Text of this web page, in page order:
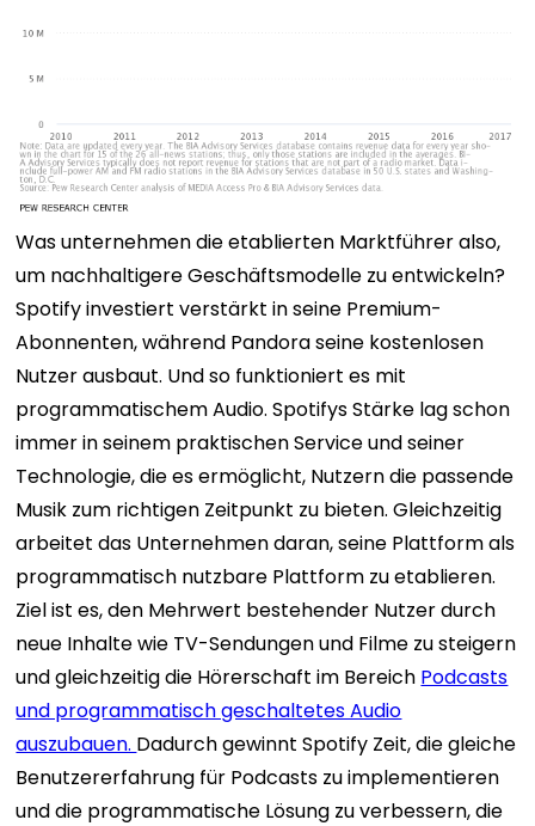
Was unternehmen die etablierten Marktführer also,
um nachhaltigere Geschäftsmodelle zu entwickeln?
Spotify investiert verstärkt in seine Premium-
Abonnenten, während Pandora seine kostenlosen
Nutzer ausbaut. Und so funktioniert es mit
programmatischem Audio. Spotifys Stärke lag schon
immer in seinem praktischen Service und seiner
Technologie, die es ermöglicht, Nutzern die passende
Musik zum richtigen Zeitpunkt zu bieten. Gleichzeitig
arbeitet das Unternehmen daran, seine Plattform als
programmatisch nutzbare Plattform zu etablieren.
Ziel ist es, den Mehrwert bestehender Nutzer durch
neue Inhalte wie TV-Sendungen und Filme zu steigern
und gleichzeitig die Hörerschaft im Bereich Podcasts
und programmatisch geschaltetes Audio
auszubauen. Dadurch gewinnt Spotify Zeit, die gleiche
Benutzererfahrung für Podcasts zu implementieren
und die programmatische Lösung zu verbessern, die